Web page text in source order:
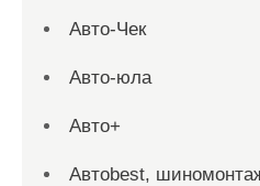
Авто-Чек
Авто-юла
Авто+
Автоbest,